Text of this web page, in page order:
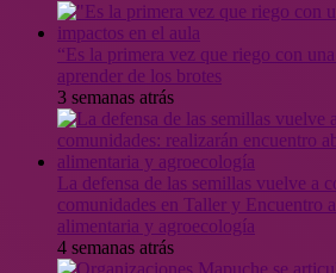
“Es la primera vez que riego con
aprender de los brotes
3 semanas atrás
La defensa de las semillas vuelve a
comunidades en Taller y Encuentro
alimentaria y agroecología
4 semanas atrás